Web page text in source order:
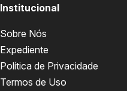
Institucional
Sobre Nós
Expediente
Política de Privacidade
Termos de Uso